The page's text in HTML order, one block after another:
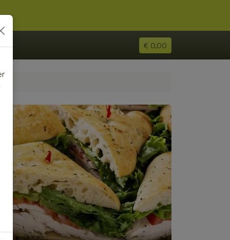
€ 0,00